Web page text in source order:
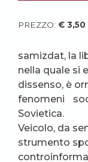
PREZZO: € 3,50
samizdat, la
nella quale si
dissenso, è
fenomeni
Sovietica.
Veicolo, da
strumento